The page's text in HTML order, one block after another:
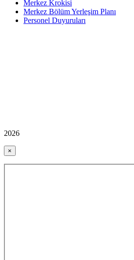
Merkez Krokisi
Merkez Bölüm Yerleşim Planı
Personel Duyuruları
2026
×